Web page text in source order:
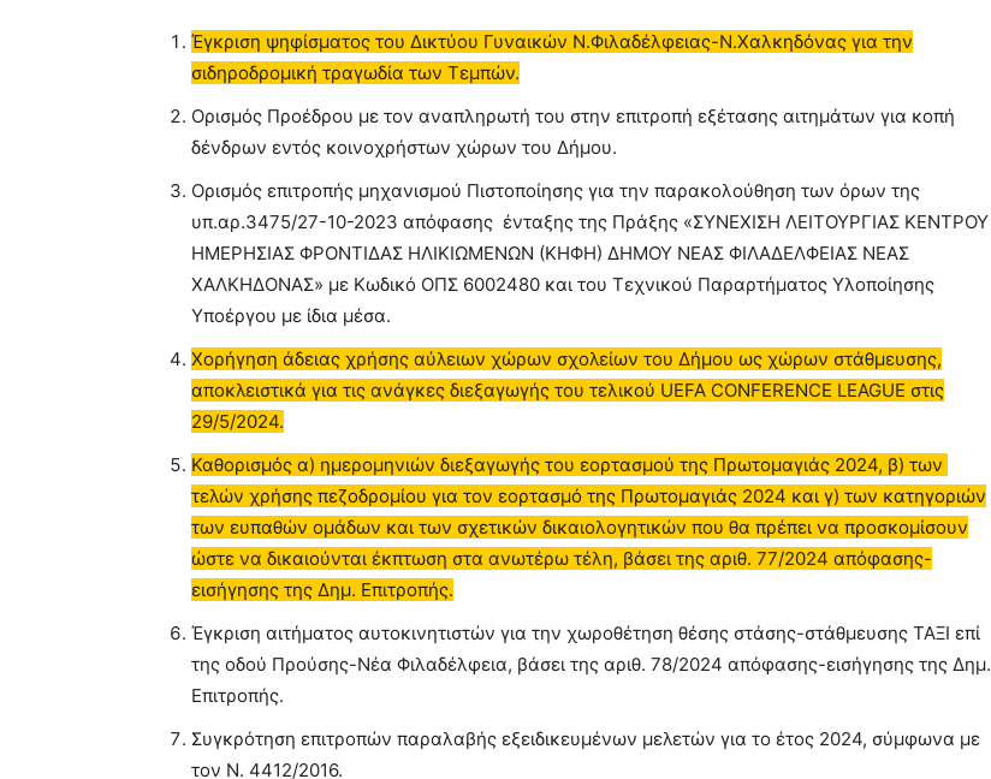
Έγκριση ψηφίσματος του Δικτύου Γυναικών Ν.Φιλαδέλφειας-Ν.Χαλκηδόνας για την
σιδηροδρομική τραγωδία των Τεμπών.
Ορισμός Προέδρου με τον αναπληρωτή του στην επιτροπή εξέτασης αιτημάτων για κοπή
δένδρων εντός κοινοχρήστων χώρων του Δήμου.
Ορισμός επιτροπής μηχανισμού Πιστοποίησης για την παρακολούθηση των όρων της
υπ.αρ.3475/27-10-2023 απόφασης ένταξης της Πράξης «ΣΥΝΕΧΙΣΗ ΛΕΙΤΟΥΡΓΙΑΣ ΚΕΝΤΡΟΥ
ΗΜΕΡΗΣΙΑΣ ΦΡΟΝΤΙΔΑΣ ΗΛΙΚΙΩΜΕΝΩΝ (ΚΗΦΗ) ΔΗΜΟΥ ΝΕΑΣ ΦΙΛΑΔΕΛΦΕΙΑΣ ΝΕΑΣ
ΧΑΛΚΗΔΟΝΑΣ» με Κωδικό ΟΠΣ 6002480 και του Τεχνικού Παραρτήματος Υλοποίησης
Υποέργου με ίδια μέσα.
Χορήγηση άδειας χρήσης αύλειων χώρων σχολείων του Δήμου ως χώρων στάθμευσης,
αποκλειστικά για τις ανάγκες διεξαγωγής του τελικού UEFA CONFERENCE LEAGUE στις
29/5/2024.
Καθορισμός α) ημερομηνιών διεξαγωγής του εορτασμού της Πρωτομαγιάς 2024, β) των
τελών χρήσης πεζοδρομίου για τον εορτασμό της Πρωτομαγιάς 2024 και γ) των κατηγοριών
των ευπαθών ομάδων και των σχετικών δικαιολογητικών που θα πρέπει να προσκομίσουν
ώστε να δικαιούνται έκπτωση στα ανωτέρω τέλη, βάσει της αριθ. 77/2024 απόφασης-
εισήγησης της Δημ. Επιτροπής.
Έγκριση αιτήματος αυτοκινητιστών για την χωροθέτηση θέσης στάσης-στάθμευσης ΤΑΞΙ επί
της οδού Προύσης-Νέα Φιλαδέλφεια, βάσει της αριθ. 78/2024 απόφασης-εισήγησης της Δημ.
Επιτροπής.
Συγκρότηση επιτροπών παραλαβής εξειδικευμένων μελετών για το έτος 2024, σύμφωνα με
τον Ν. 4412/2016.